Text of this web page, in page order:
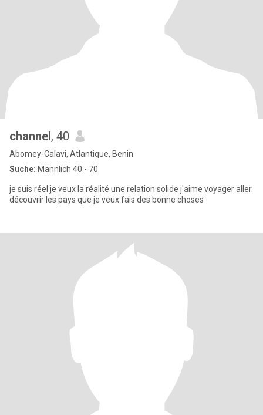
channel, 40
Abomey-Calavi, Atlantique, Benin
Suche: Männlich 40 - 70
je suis réel je veux la réalité une relation solide j'aime voyager aller
découvrir les pays que je veux fais des bonne choses